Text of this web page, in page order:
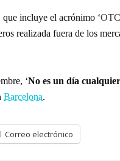
que incluye el acrónimo ‘OTC
realizada fuera de los
‘No es un día
Barcelona.
Correo electrónico